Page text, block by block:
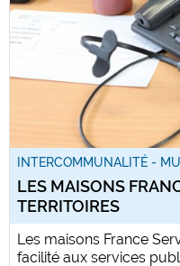
INTERCOMMUNALITÉ -
LES MAISONS
TERRITOIRES
Les maisons France
facilité aux services